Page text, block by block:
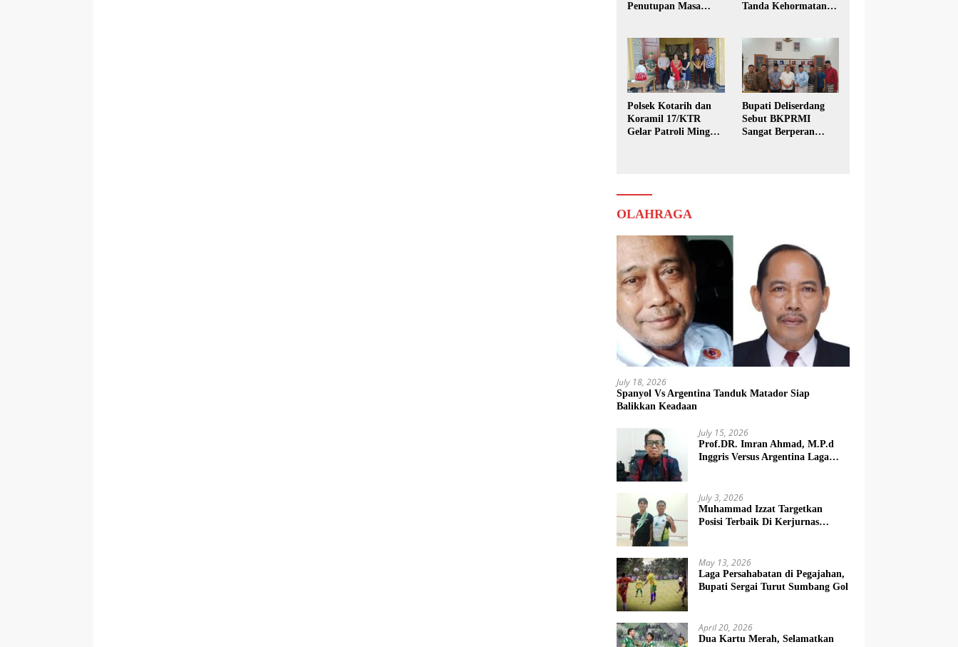
Penutupan Masa
Tanda Kehormatan
Polsek Kotarih dan
Koramil 17/KTR
Gelar Patroli Minggu
Bupati Deliserdang
Sebut BKPRMI
Sangat Berperan
OLAHRAGA
July 18, 2026
Spanyol Vs Argentina Tanduk Matador Siap
Balikkan Keadaan
July 15, 2026
Prof.DR. Imran Ahmad, M.P.d
Inggris Versus Argentina Laga
July 3, 2026
Muhammad Izzat Targetkan
Posisi Terbaik Di Kerjurnas
May 13, 2026
Laga Persahabatan di Pegajahan,
Bupati Sergai Turut Sumbang Gol
April 20, 2026
Dua Kartu Merah, Selamatkan